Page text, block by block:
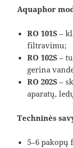
Aquaphor
RO 101S –
filtravimu;
RO 102S –
gerina
RO 202S –
aparatų,
Techninės
5–6